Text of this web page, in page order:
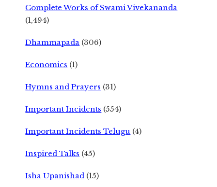
Complete Works of Swami Vivekananda
(1,494)
Dhammapada (306)
Economics (1)
Hymns and Prayers (31)
Important Incidents (554)
Important Incidents Telugu (4)
Inspired Talks (45)
Isha Upanishad (15)